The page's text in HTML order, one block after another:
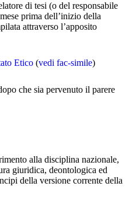
di tesi (o del responsabile
prima dell’inizio della
attraverso l’apposito
Etico (vedi fac-simile)
che sia pervenuto il parere
alla disciplina nazionale,
giuridica, deontologica ed
della versione corrente della